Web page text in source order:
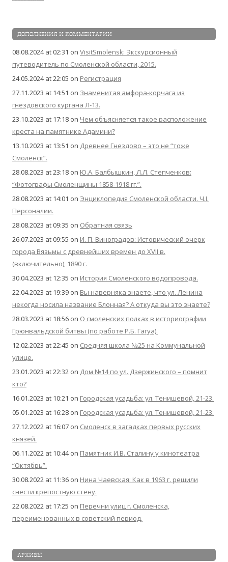
ДОПОЛНЕНИЯ И КОММЕНТАРИИ
08.08.2024 at 02:31 on VisitSmolensk: Экскурсионный
путеводитель по Смоленской области, 2015.
24.05.2024 at 22:05 on Регистрация
27.11.2023 at 14:51 on Знаменитая амфора-корчага из
гнездовского кургана Л-13.
23.10.2023 at 17:18 on Чем объясняется такое расположение
креста на памятнике Адамини?
13.10.2023 at 13:51 on Древнее Гнездово – это не “тоже
Смоленск”.
28.08.2023 at 23:18 on Ю.А. Балбышкин, Л.Л. Степченков:
“Фотографы Смоленщины 1858-1918 гг.”.
28.08.2023 at 14:01 on Энциклопедия Смоленской области. Ч.I.
Персоналии.
28.08.2023 at 09:35 on Обратная связь
26.07.2023 at 09:55 on И. П. Виноградов: Исторический очерк
города Вязьмы с древнейших времен до XVII в.
(включительно), 1890 г.
30.04.2023 at 12:35 on История Смоленского водопровода.
22.04.2023 at 19:39 on Вы наверняка знаете, что ул. Ленина
некогда носила название Блонная? А откуда вы это знаете?
28.03.2023 at 18:56 on О смоленских полках в историографии
Грюнвальдской битвы (по работе Р.Б. Гагуа).
12.02.2023 at 22:45 on Средняя школа №25 на Коммунальной
улице.
23.01.2023 at 22:32 on Дом №14 по ул. Дзержинского – помнит
кто?
16.01.2023 at 10:21 on Городская усадьба: ул. Тенишевой, 21-23.
05.01.2023 at 16:28 on Городская усадьба: ул. Тенишевой, 21-23.
27.12.2022 at 16:07 on Смоленск в загадках первых русских
князей.
06.11.2022 at 10:44on Памятник И.В. Сталину у кинотеатра
“Октябрь”.
30.08.2022 at 11:36 on Нина Чаевская: Как в 1963 г. решили
снести крепостную стену.
22.08.2022 at 17:25 on Перечни улиц г. Смоленска,
переименованных в советский период.
АРХИВЫ